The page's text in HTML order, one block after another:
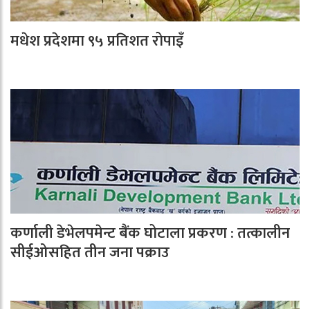
मधेश प्रदेशमा ९५ प्रतिशत रोपाइँ
कर्णाली डेभेलपमेन्ट बैंक घोटाला प्रकरण : तत्कालीन
सीईओसहित तीन जना पक्राउ